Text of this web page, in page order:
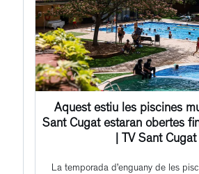
Aquest estiu les piscines
Sant Cugat estaran obertes
| TV Sant Cugat
La temporada d’enguany de les